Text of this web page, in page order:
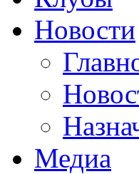
Новости
Медиа